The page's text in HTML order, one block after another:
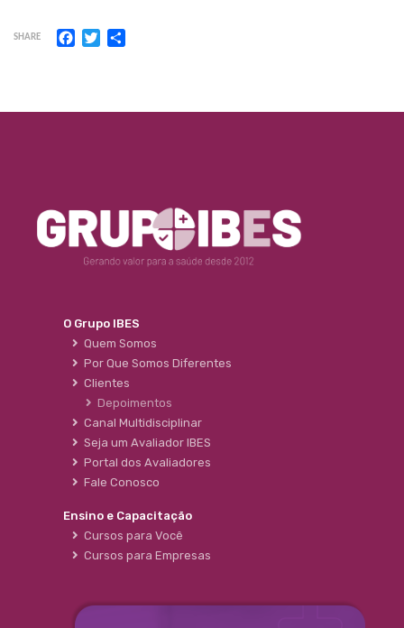
SHARE Facebook
Twitter
O Grupo IBES
Quem Somos
Por Que Somos Diferentes
Clientes
Depoimentos
Canal Multidisciplinar
Seja um Avaliador IBES
Portal dos Avaliadores
Fale Conosco
Ensino e Capacitação
Cursos para Você
Cursos para Empresas